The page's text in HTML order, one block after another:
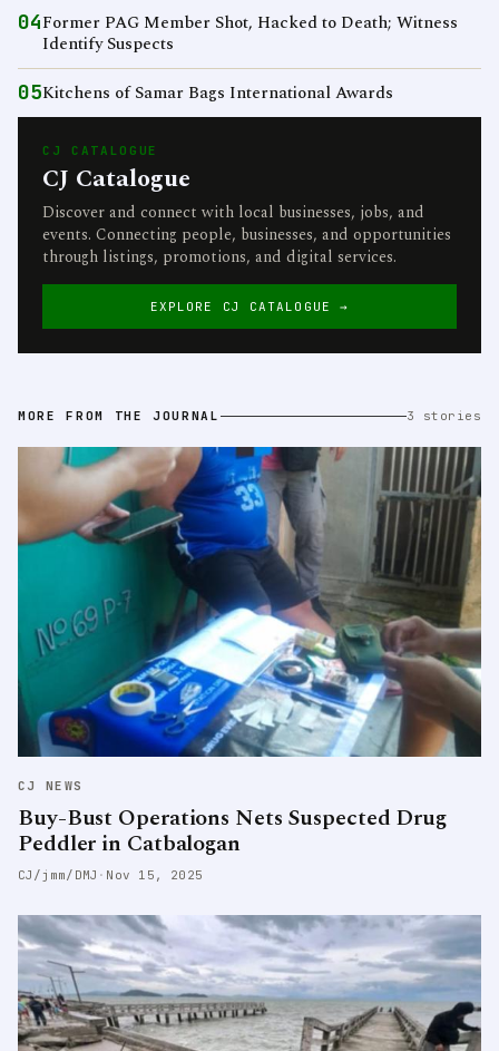
04Former PAG Member Shot, Hacked to Death; Witness
Identify Suspects
05Kitchens of Samar Bags International Awards
CJ CATALOGUE
CJ Catalogue
Discover and connect with local businesses, jobs, and
events. Connecting people, businesses, and opportunities
through listings, promotions, and digital services.
EXPLORE CJ CATALOGUE →
MORE FROM THE JOURNAL 3 stories
CJ NEWS
Buy-Bust Operations Nets Suspected Drug
Peddler in Catbalogan
CJ/jmm/DMJ · Nov 15, 2025